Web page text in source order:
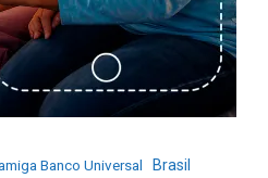
Banco Universal Brasil